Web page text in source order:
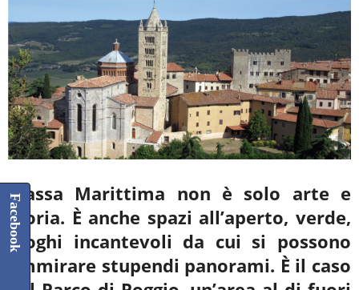
Massa Marittima non è solo arte e
storia. È anche spazi all’aperto, verde,
luoghi incantevoli da cui si possono
ammirare stupendi panorami. È il caso
Facebook